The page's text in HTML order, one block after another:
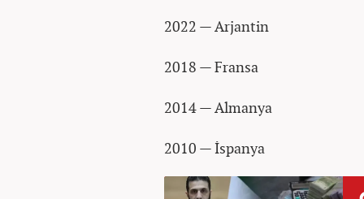
2022 — Arjantin
2018 — Fransa
2014 — Almanya
2010 — İspanya